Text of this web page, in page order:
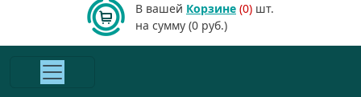
В вашей Корзине (0) шт.
на сумму (0 руб.)